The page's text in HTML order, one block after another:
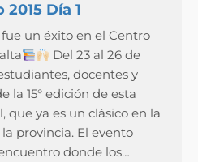
Día 1
fue un éxito en el Centro
Del 23 al 26 de
docentes y
la 15° edición de esta
ya es un clásico en la
provincia. El evento
donde los…